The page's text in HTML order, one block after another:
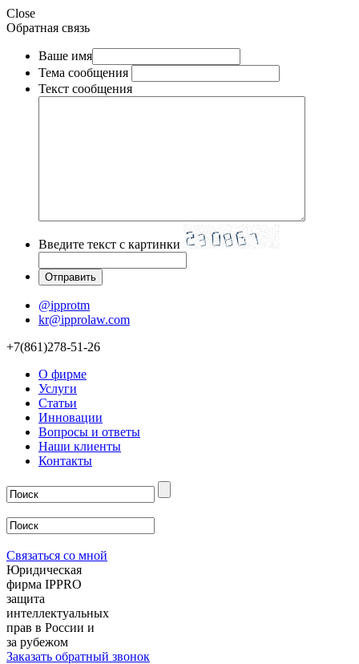
Close
Обратная связь
Ваше имя
Тема сообщения
Текст сообщения
Введите текст с картинки
@ipprotm
kr@ipprolaw.com
+7(861)278-51-26
О фирме
Услуги
Статьи
Инновации
Вопросы и ответы
Наши клиенты
Контакты
Связаться со мной
Юридическая
фирма IPPRO
защита
интеллектуальных
прав в России и
за рубежом
Заказать обратный звонок